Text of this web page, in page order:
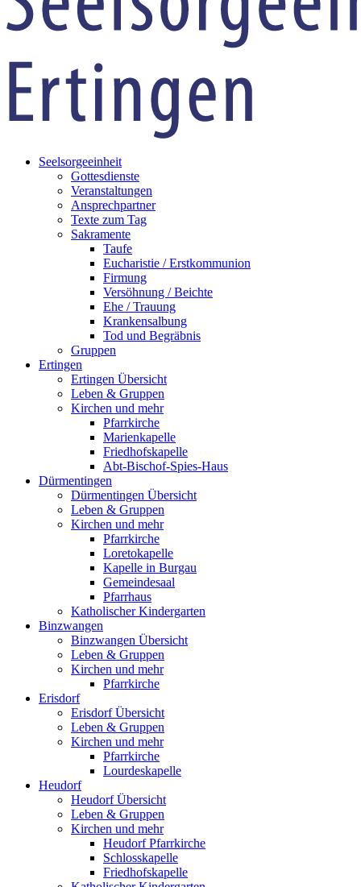
Seelsorgeeinheit
Gottesdienste
Veranstaltungen
Ansprechpartner
Texte zum Tag
Sakramente
Taufe
Eucharistie / Erstkommunion
Firmung
Versöhnung / Beichte
Ehe / Trauung
Krankensalbung
Tod und Begräbnis
Gruppen
Ertingen
Ertingen Übersicht
Leben & Gruppen
Kirchen und mehr
Pfarrkirche
Marienkapelle
Friedhofskapelle
Abt-Bischof-Spies-Haus
Dürmentingen
Dürmentingen Übersicht
Leben & Gruppen
Kirchen und mehr
Pfarrkirche
Loretokapelle
Kapelle in Burgau
Gemeindesaal
Pfarrhaus
Katholischer Kindergarten
Binzwangen
Binzwangen Übersicht
Leben & Gruppen
Kirchen und mehr
Pfarrkirche
Erisdorf
Erisdorf Übersicht
Leben & Gruppen
Kirchen und mehr
Pfarrkirche
Lourdeskapelle
Heudorf
Heudorf Übersicht
Leben & Gruppen
Kirchen und mehr
Heudorf Pfarrkirche
Schlosskapelle
Friedhofskapelle